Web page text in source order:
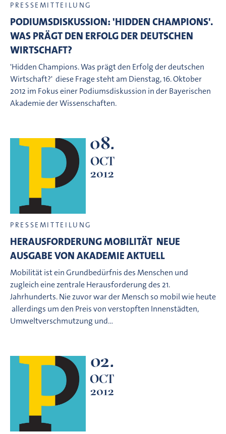
PRESSEMITTEILUNG
PODIUMSDISKUSSION: 'HIDDEN CHAMPIONS'.
WAS PRÄGT DEN ERFOLG DER DEUTSCHEN
WIRTSCHAFT?
'Hidden Champions. Was prägt den Erfolg der deutschen
Wirtschaft?'  diese Frage steht am Dienstag, 16. Oktober
2012 im Fokus einer Podiumsdiskussion in der Bayerischen
Akademie der Wissenschaften.
08.
OCT
2012
PRESSEMITTEILUNG
HERAUSFORDERUNG MOBILITÄT  NEUE
AUSGABE VON AKADEMIE AKTUELL
Mobilität ist ein Grundbedürfnis des Menschen und
zugleich eine zentrale Herausforderung des 21.
Jahrhunderts. Nie zuvor war der Mensch so mobil wie heute
 allerdings um den Preis von verstopften Innenstädten,
Umweltverschmutzung und…
02.
OCT
2012